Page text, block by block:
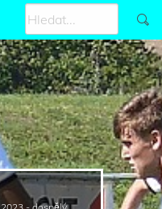
- dospělý